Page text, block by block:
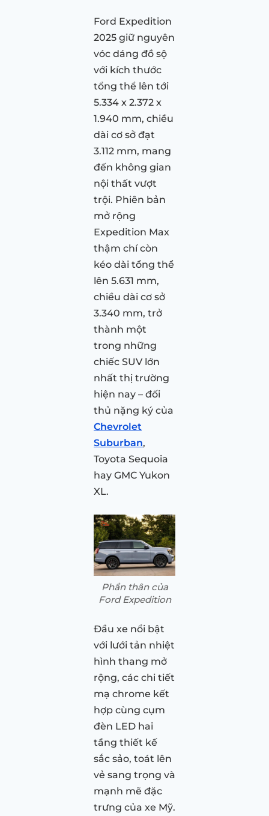
Ford Expedition
2025 giữ nguyên
vóc dáng đồ sộ
với kích thước
tổng thể lên tới
5.334 x 2.372 x
1.940 mm, chiều
dài cơ sở đạt
3.112 mm, mang
đến không gian
nội thất vượt
trội. Phiên bản
mở rộng
Expedition Max
thậm chí còn
kéo dài tổng thể
lên 5.631 mm,
chiều dài cơ sở
3.340 mm, trở
thành một
trong những
chiếc SUV lớn
nhất thị trường
hiện nay – đối
thủ nặng ký của
Chevrolet
Suburban,
Toyota Sequoia
hay GMC Yukon
XL.
Phần thân của
Ford Expedition
Đầu xe nổi bật
với lưới tản nhiệt
hình thang mở
rộng, các chi tiết
mạ chrome kết
hợp cùng cụm
đèn LED hai
tầng thiết kế
sắc sảo, toát lên
vẻ sang trọng và
mạnh mẽ đặc
trưng của xe Mỹ.